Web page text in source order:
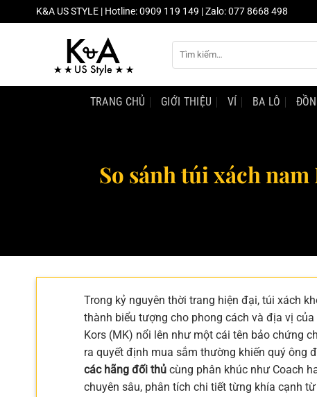
đến
K&A US STYLE | Hotline: 0909 119 149 | Zalo: 077 8668 498
kiếm:
TRANG CHỦ GIỚI THIỆU VÍ BA LÔ
So sánh túi xách
Trong kỷ nguyên thời trang hiện đại, túi xách
thành biểu tượng cho phong cách và địa vị
Kors (MK) nổi lên như một cái tên bảo chứng
ra quyết định mua sắm thường khiến quý ông
các hãng đối thủ cùng phân khúc như Coach
chuyên sâu, phân tích chi tiết từng khía cạnh